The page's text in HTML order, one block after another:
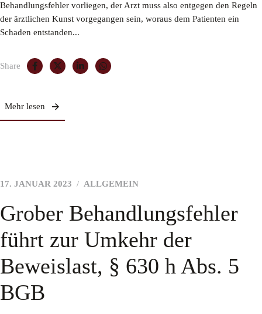
Behandlungsfehler vorliegen, der Arzt muss also entgegen den Regeln
der ärztlichen Kunst vorgegangen sein, woraus dem Patienten ein
Schaden entstanden...
Share
Mehr lesen
17. JANUAR 2023 ALLGEMEIN
Grober Behandlungsfehler
führt zur Umkehr der
Beweislast, § 630 h Abs. 5
BGB